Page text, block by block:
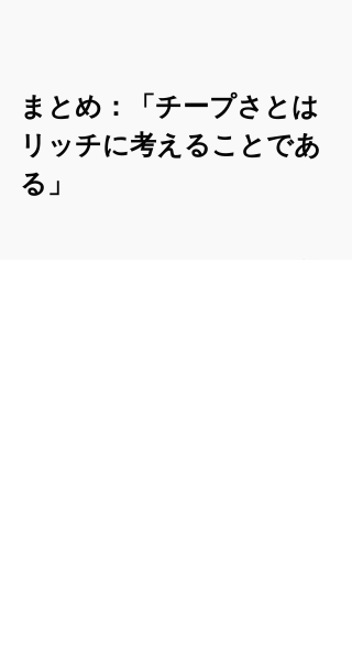
まとめ：「チープさとは
リッチに考えることであ
る」